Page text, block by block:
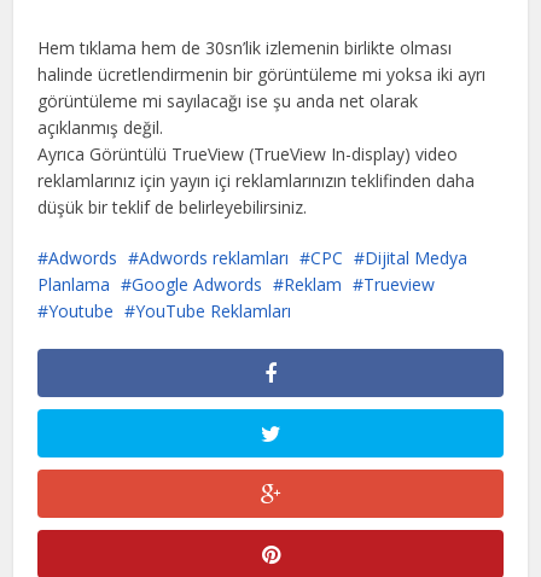
Hem tıklama hem de 30sn’lik izlemenin birlikte olması
halinde ücretlendirmenin bir görüntüleme mi yoksa iki ayrı
görüntüleme mi sayılacağı ise şu anda net olarak
açıklanmış değil.
Ayrıca Görüntülü TrueView (TrueView In-display) video
reklamlarınız için yayın içi reklamlarınızın teklifinden daha
düşük bir teklif de belirleyebilirsiniz.
Adwords Adwords reklamları CPC
Dijital Medya
Planlama
Google Adwords Reklam
Trueview
Youtube
YouTube Reklamları